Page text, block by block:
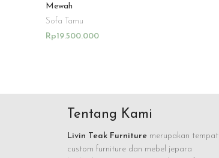
Mewah
Sofa Tamu
Rp19.500.000
Tentang Kami
Livin Teak Furniture merupakan tempat
custom furniture dan mebel jepara